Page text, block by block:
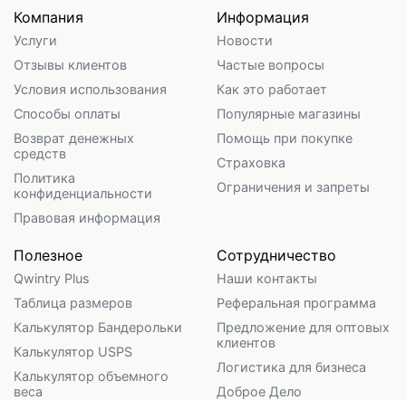
Компания
Услуги
Отзывы клиентов
Условия использования
Способы оплаты
Возврат денежных
средств
Политика
конфиденциальности
Правовая информация
Информация
Новости
Частые вопросы
Как это работает
Популярные магазины
Помощь при покупке
Страховка
Ограничения и запреты
Полезное
Qwintry Plus
Таблица размеров
Калькулятор Бандерольки
Калькулятор USPS
Калькулятор объемного
веса
Сотрудничество
Наши контакты
Реферальная программа
Предложение для оптовых
клиентов
Логистика для бизнеса
Доброе Дело